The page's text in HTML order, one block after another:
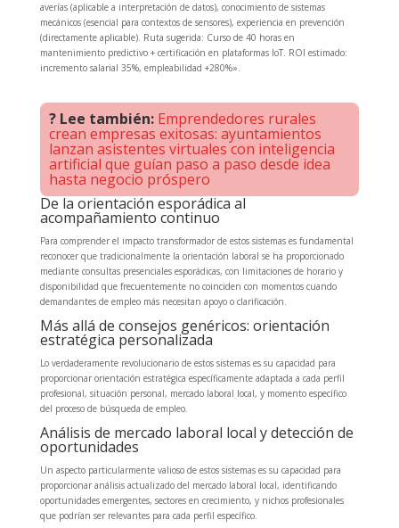
averías (aplicable a interpretación de datos), conocimiento de sistemas
mecánicos (esencial para contextos de sensores), experiencia en prevención
(directamente aplicable). Ruta sugerida: Curso de 40 horas en
mantenimiento predictivo + certificación en plataformas IoT. ROI estimado:
incremento salarial 35%, empleabilidad +280%».
? Lee también: Emprendedores rurales
crean empresas exitosas: ayuntamientos
lanzan asistentes virtuales con inteligencia
artificial que guían paso a paso desde idea
hasta negocio próspero
De la orientación esporádica al
acompañamiento continuo
Para comprender el impacto transformador de estos sistemas es fundamental
reconocer que tradicionalmente la orientación laboral se ha proporcionado
mediante consultas presenciales esporádicas, con limitaciones de horario y
disponibilidad que frecuentemente no coinciden con momentos cuando
demandantes de empleo más necesitan apoyo o clarificación.
Más allá de consejos genéricos: orientación
estratégica personalizada
Lo verdaderamente revolucionario de estos sistemas es su capacidad para
proporcionar orientación estratégica específicamente adaptada a cada perfil
profesional, situación personal, mercado laboral local, y momento específico
del proceso de búsqueda de empleo.
Análisis de mercado laboral local y detección de
oportunidades
Un aspecto particularmente valioso de estos sistemas es su capacidad para
proporcionar análisis actualizado del mercado laboral local, identificando
oportunidades emergentes, sectores en crecimiento, y nichos profesionales
que podrían ser relevantes para cada perfil específico.